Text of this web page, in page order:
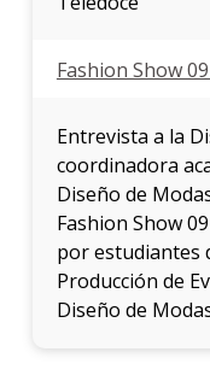
Fashion Show
Entrevista a la
coordinadora
Diseño de
Fashion Show
por estudiantes
Producción de
Diseño de